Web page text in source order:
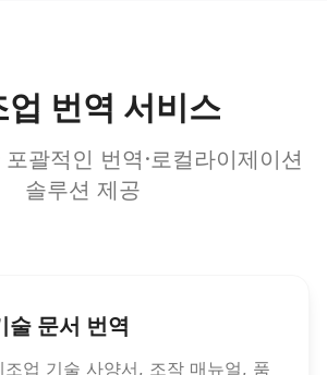
업 번역 서비스
괄적인 번역·로컬라이제이션
솔루션 제공
술 문서 번역
조업 기술 사양서, 조작 매뉴얼, 품